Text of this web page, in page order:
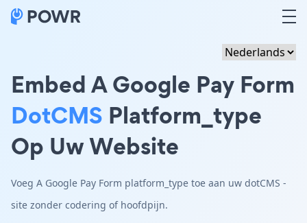
Embed A Google Pay Form
DotCMS Platform_type
Op Uw Website
Voeg A Google Pay Form platform_type toe aan uw dotCMS -
site zonder codering of hoofdpijn.